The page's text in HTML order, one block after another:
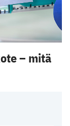
– mitä